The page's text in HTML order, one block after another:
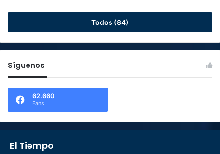
Todos (84)
Síguenos
62.660
Fans
El Tiempo